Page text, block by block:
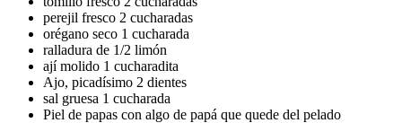
perejil fresco 2 cucharadas
orégano seco 1 cucharada
ralladura de 1/2 limón
ají molido 1 cucharadita
Ajo, picadísimo 2 dientes
sal gruesa 1 cucharada
Piel de papas con algo de papá que quede del pelado